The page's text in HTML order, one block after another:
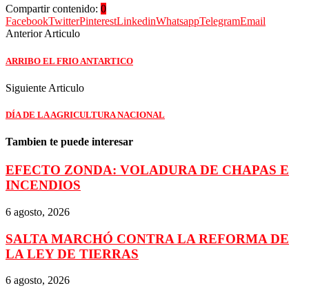
Compartir contenido: 0
FacebookTwitterPinterestLinkedinWhatsappTelegramEmail
Anterior Articulo
ARRIBO EL FRIO ANTARTICO
Siguiente Articulo
DÍA DE LA AGRICULTURA NACIONAL
Tambien te puede interesar
EFECTO ZONDA: VOLADURA DE CHAPAS E
INCENDIOS
6 agosto, 2026
SALTA MARCHÓ CONTRA LA REFORMA DE
LA LEY DE TIERRAS
6 agosto, 2026